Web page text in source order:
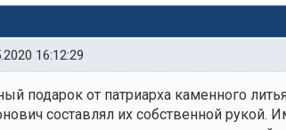
16:12:29
подарок от патриарха каменного
составлял их собственной рукой.